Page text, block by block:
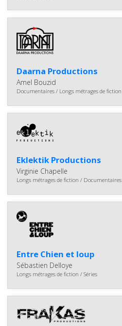
Daarna Productions
Amel Bouzid
Documentaires / Longs métrages de fiction
Eklektik Productions
Virginie Chapelle
Longs métrages de fiction / Documentaires
Entre Chien et loup
Sébastien Delloye
Longs métrages de fiction / Séries